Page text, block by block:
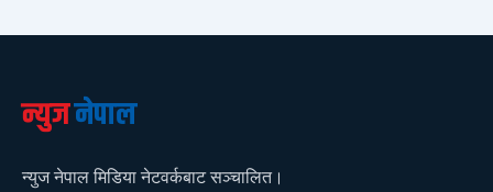
न्युजनेपाल
न्युज नेपाल मिडिया नेटवर्कबाट सञ्चालित।